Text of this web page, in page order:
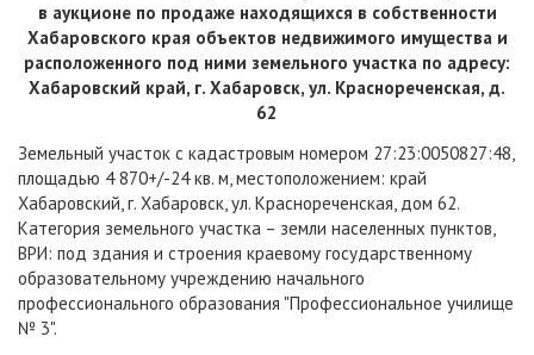
в аукционе по продаже находящихся в собственности
Хабаровского края объектов недвижимого имущества и
расположенного под ними земельного участка по адресу:
Хабаровский край, г. Хабаровск, ул. Краснореченская, д.
62
Земельный участок с кадастровым номером 27:23:0050827:48,
площадью 4 870+/-24 кв. м, местоположением: край
Хабаровский, г. Хабаровск, ул. Краснореченская, дом 62.
Категория земельного участка – земли населенных пунктов,
ВРИ: под здания и строения краевому государственному
образовательному учреждению начального
профессионального образования "Профессиональное училище
№ 3".